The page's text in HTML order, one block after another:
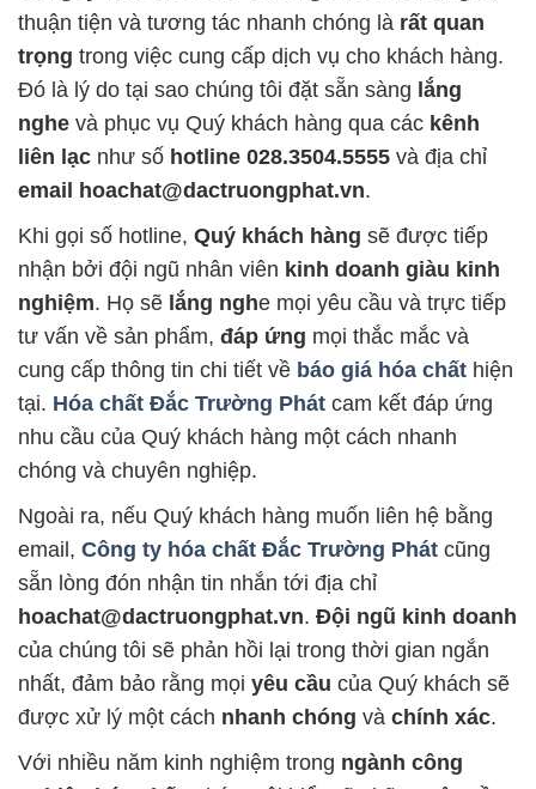
thuận tiện và tương tác nhanh chóng là rất quan
trọng trong việc cung cấp dịch vụ cho khách hàng.
Đó là lý do tại sao chúng tôi đặt sẵn sàng lắng
nghe và phục vụ Quý khách hàng qua các kênh
liên lạc như số hotline 028.3504.5555 và địa chỉ
email hoachat@dactruongphat.vn.
Khi gọi số hotline, Quý khách hàng sẽ được tiếp
nhận bởi đội ngũ nhân viên kinh doanh giàu kinh
nghiệm. Họ sẽ lắng nghe mọi yêu cầu và trực tiếp
tư vấn về sản phẩm, đáp ứng mọi thắc mắc và
cung cấp thông tin chi tiết về báo giá hóa chất hiện
tại. Hóa chất Đắc Trường Phát cam kết đáp ứng
nhu cầu của Quý khách hàng một cách nhanh
chóng và chuyên nghiệp.
Ngoài ra, nếu Quý khách hàng muốn liên hệ bằng
email, Công ty hóa chất Đắc Trường Phát cũng
sẵn lòng đón nhận tin nhắn tới địa chỉ
hoachat@dactruongphat.vn. Đội ngũ kinh doanh
của chúng tôi sẽ phản hồi lại trong thời gian ngắn
nhất, đảm bảo rằng mọi yêu cầu của Quý khách sẽ
được xử lý một cách nhanh chóng và chính xác.
Với nhiều năm kinh nghiệm trong ngành công